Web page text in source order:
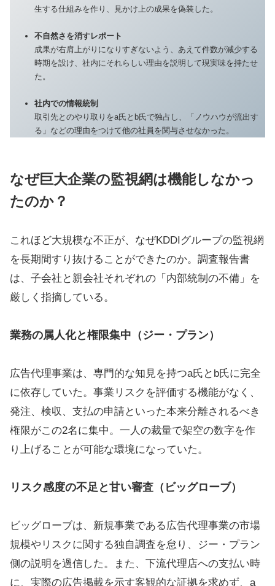
生する仕組みを作り、見かけ上の成果を偽装した。
不自然さを消すレポート
成果が右肩上がりになりすぎないよう、あえて件数が減少する
時期を設け、社内にそれらしい理由を説明して現実味を持たせ
た。
社内での情報統制
取引先とのやり取りをa氏とb氏で独占し、「ノウハウが流出す
る」などの理由をつけて他の社員を関与させなかった。
なぜ巨大企業の監視網は機能しなかっ
たのか？
これほど大規模な不正が、なぜKDDIグループの監視網
を長期間すり抜けることができたのか。調査報告書
は、子会社と親会社それぞれの「内部統制の不備」を
厳しく指摘している。
業務の属人化と権限集中（ジー・プラン）
広告代理事業は、専門的な知見を持つa氏とb氏に完全
に依存していた。事業リスクを評価する機能がなく、
発注、検収、支払の申請といった本来分離されるべき
権限がこの2名に集中。一人の裁量で架空の数字を作
り上げることが可能な環境になっていた。
リスク感度の不足と甘い審査（ビッグローブ）
ビッグローブは、新規事業である広告代理事業の市場
規模やリスクに関する独自調査を怠り、ジー・プラン
側の説明を過信した。また、下流代理店への支払い時
に、実際の広告掲載を示す客観的な証拠を求めず、a